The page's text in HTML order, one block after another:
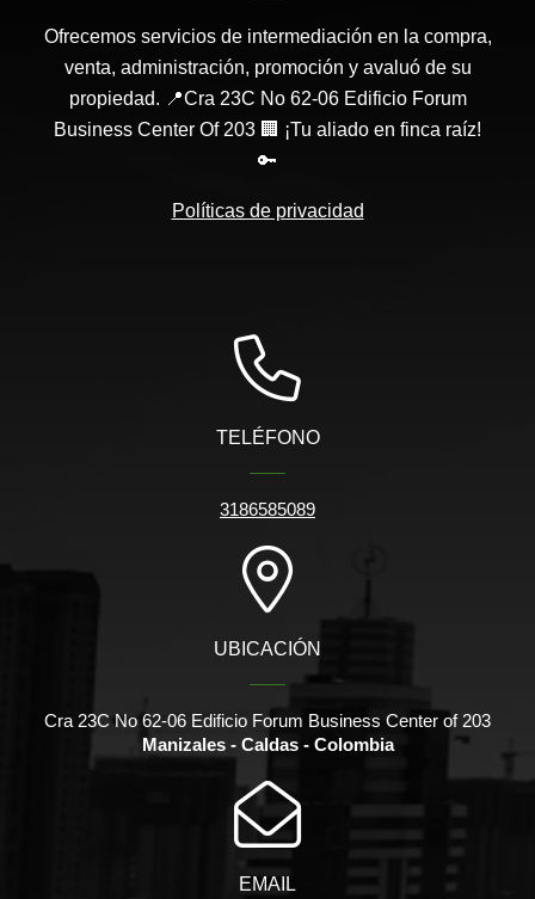
Ofrecemos servicios de intermediación en la compra,
venta, administración, promoción y avaluó de su
propiedad. 📍Cra 23C No 62-06 Edificio Forum
Business Center Of 203 🏢 ¡Tu aliado en finca raíz!
🔑
Políticas de privacidad
TELÉFONO
3186585089
UBICACIÓN
Cra 23C No 62-06 Edificio Forum Business Center of 203
Manizales - Caldas - Colombia
EMAIL